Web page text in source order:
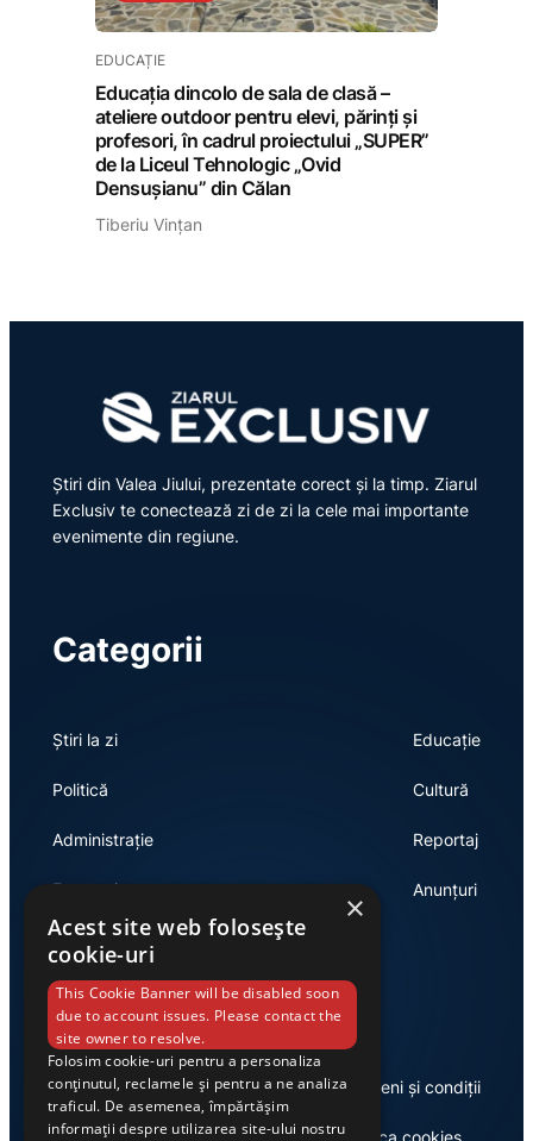
EDUCAȚIE
Educația dincolo de sala de clasă –
ateliere outdoor pentru elevi, părinți și
profesori, în cadrul proiectului „SUPER”
de la Liceul Tehnologic „Ovid
Densușianu” din Călan
Tiberiu Vințan
Știri din Valea Jiului, prezentate corect și la timp. Ziarul
Exclusiv te conectează zi de zi la cele mai importante
evenimente din regiune.
Categorii
Știri la zi
Politică
Administrație
Economie
Educație
Cultură
Reportaj
Anunțuri
Link-uri utile
Despre noi Termeni și condiții
×
Acest site web folosește
cookie-uri
This Cookie Banner will be disabled soon
due to account issues. Please contact the
site owner to resolve.
Folosim cookie-uri pentru a personaliza
conținutul, reclamele și pentru a ne analiza
traficul. De asemenea, împărtășim
informații despre utilizarea site-ului nostru